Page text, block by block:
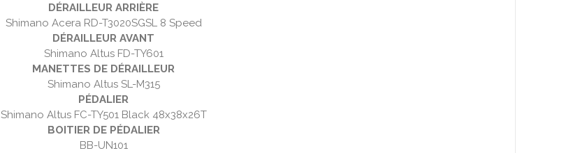
DÉRAILLEUR ARRIÈRE
Shimano Acera RD-T3020SGSL 8 Speed
DÉRAILLEUR AVANT
Shimano Altus FD-TY601
MANETTES DE DÉRAILLEUR
Shimano Altus SL-M315
PÉDALIER
Shimano Altus FC-TY501 Black 48x38x26T
BOITIER DE PÉDALIER
BB-UN101